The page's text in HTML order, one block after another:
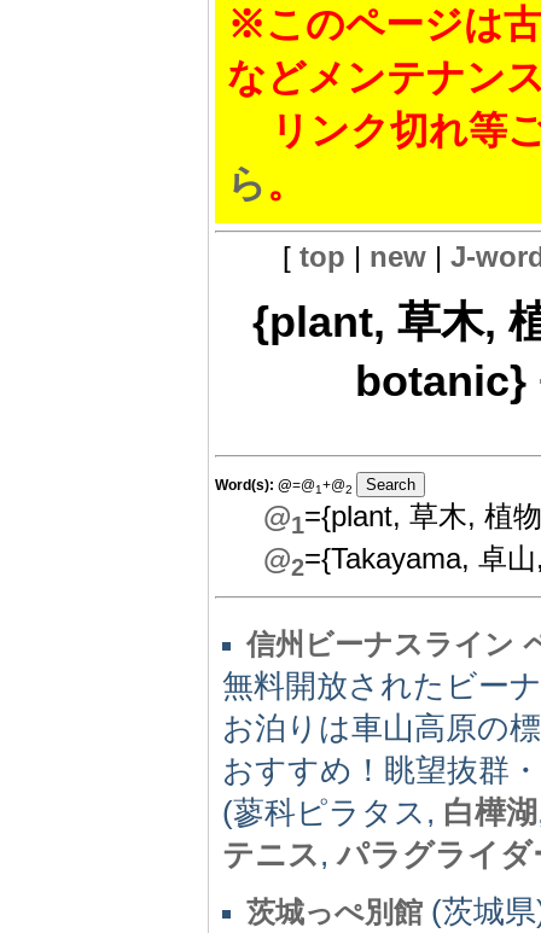
※このページは
などメンテナン
リンク切れ等
ら。
[ top | new| J-
{plant, 草木,
botanic}
Word(s): @=@1+@2
@1={plant, 草木, 植
@2={Takayama, 卓
信州ビーナスライン
無料開放されたビー
お泊りは車山高原の
おすすめ！眺望抜群
(蓼科ピラタス, 白樺湖
テニス,パラグライダ
茨城っぺ別館 (茨城